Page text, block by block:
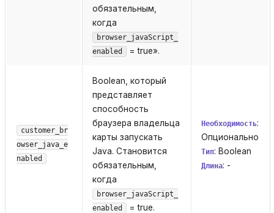
обязательным,
когда
browser_javaScript_
enabled
= true».
customer_br
owser_java_e
nabled
Boolean, который
представляет
способность
браузера владельца
карты запускать
Java. Становится
обязательным,
когда
browser_javaScript_
enabled
= true.
Необходимость:
Опционально
Тип: Boolean
Длина: -